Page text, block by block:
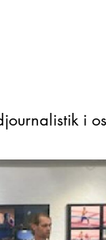
i